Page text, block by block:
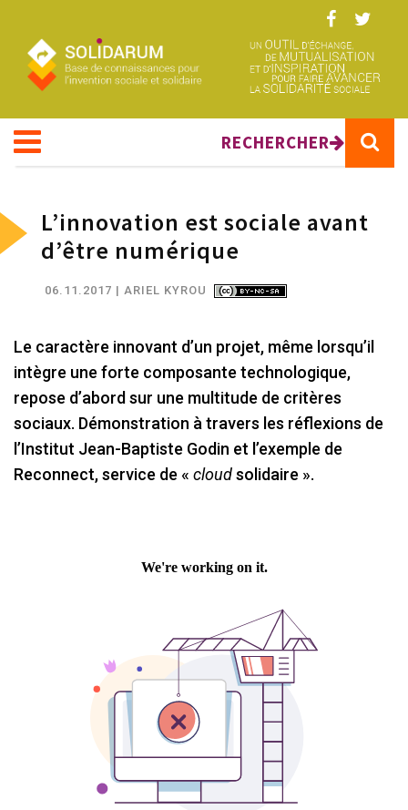
RECHERCHER
L’innovation est sociale avant
d’être numérique
06.11.2017 | ARIEL KYROU
Le caractère innovant d’un projet, même lorsqu’il
intègre une forte composante technologique,
repose d’abord sur une multitude de critères
sociaux. Démonstration à travers les réflexions de
l’Institut Jean-Baptiste Godin et l’exemple de
Reconnect, service de « cloudsolidaire ».